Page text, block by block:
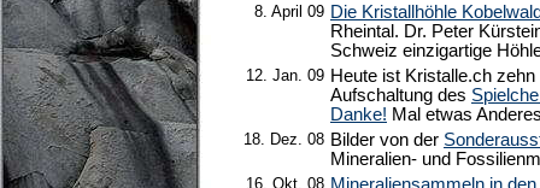
8. April 09 Die Kristallhöhle
Rheintal. Dr. Peter
Schweiz einzigartige
12. Jan. 09 Heute ist Kristalle.ch
Aufschaltung des
Danke! Mal etwas
18. Dez. 08 Bilder von der
Mineralien- und
16. Okt. 08